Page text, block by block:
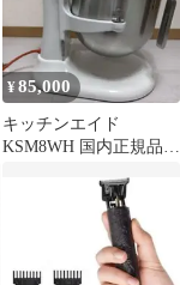
¥85,000
キッチンエイド
KSM8WH 国内正規品